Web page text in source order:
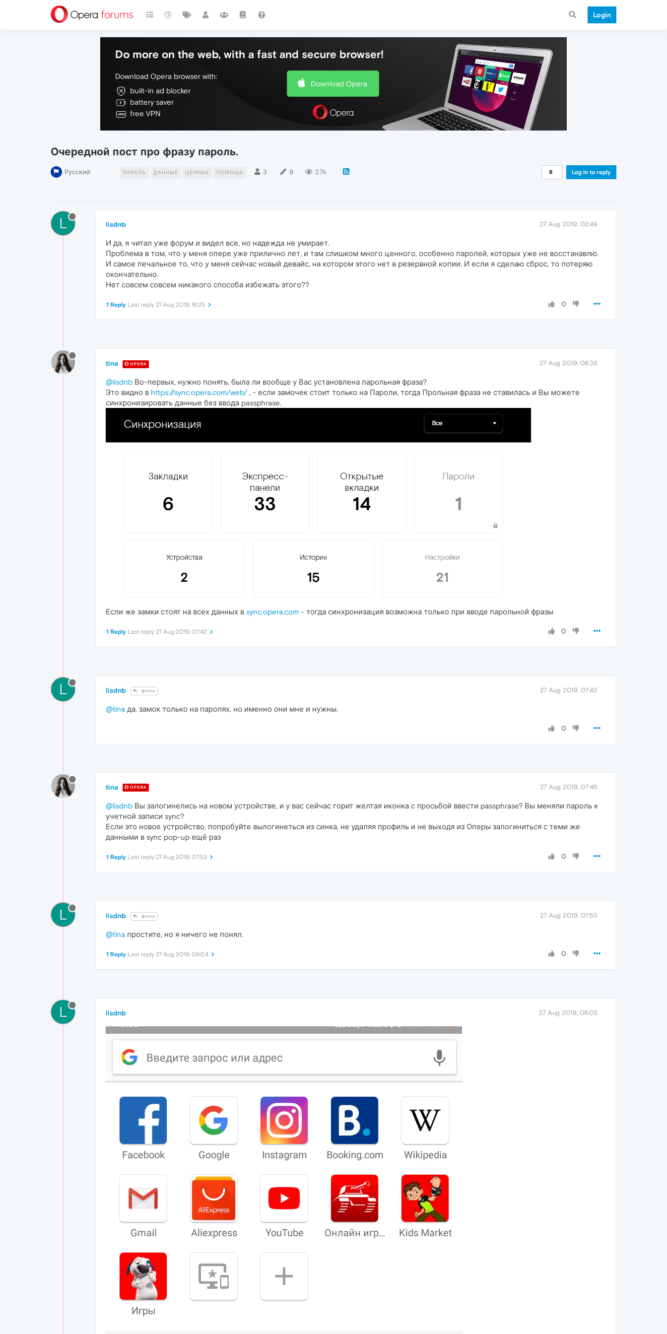
Login
Do more on the web, with a fast and secure browser!
Download Opera browser with:
built-in ad blocker
battery saver
free VPN
Download Opera
Очередной пост про фразу пароль.
Русский ПАРОЛЬ ДАННЫЕ ЦЕННЫЕ ПОМОЩЬ 3 9 2.7k Log in to reply
L lisdnb 27 Aug 2019, 02:49
И да, я читал уже форум и видел все, но надежда не умирает.
Проблема в том, что у меня опере уже прилично лет, и там слишком много ценного, особенно паролей, которых уже не восстанавлю.
И самое печальное то, что у меня сейчас новый девайс, на котором этого нет в резервной копии. И если я сделаю сброс, то потеряю
окончательно.
Нет совсем совсем никакого способа избежать этого??
0
1 Reply Last reply 27 Aug 2019, 16:25
tina OPERA 27 Aug 2019, 06:38
@lisdnb Во-первых, нужно понять, была ли вообще у Вас установлена парольная фраза?
Это видно в https://sync.opera.com/web/, - если замочек стоит только на Пароли, тогда Прольная фраза не ставилась и Вы можете
синхронизировать данные без ввода passphrase.
Если же замки стоят на всех данных в sync.opera.com - тогда синхронизация возможна только при вводе парольной фразы
0
1 Reply Last reply 27 Aug 2019, 07:42
L lisdnb @tina 27 Aug 2019, 07:42
@tina да, замок только на паролях, но именно они мне и нужны.
0
tina OPERA 27 Aug 2019, 07:45
@lisdnb Вы залогинелись на новом устройстве, и у вас сейчас горит желтая иконка с просьбой ввести passphrase? Вы меняли пароль к
учетной записи sync?
Если это новое устройство, попробуйте вылогинеться из синка, не удаляя профиль и не выходя из Оперы залогиниться с теми же
данными в sync pop-up ещё раз
0
1 Reply Last reply 27 Aug 2019, 07:53
L lisdnb @tina 27 Aug 2019, 07:53
@tina простите, но я ничего не понял.
0
1 Reply Last reply 27 Aug 2019, 08:04
L lisdnb 27 Aug 2019, 08:03